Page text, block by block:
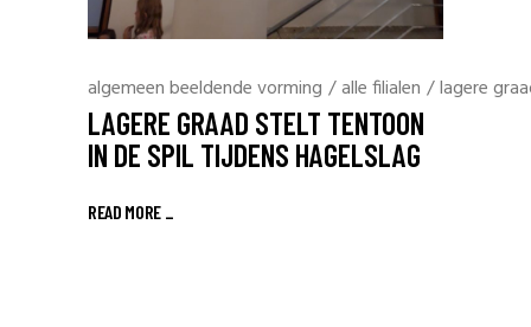
algemeen beeldende vorming /alle filialen /lagere
LAGERE GRAAD STELT TENTOON
IN DE SPIL TIJDENS HAGELSLAG
READ MORE _